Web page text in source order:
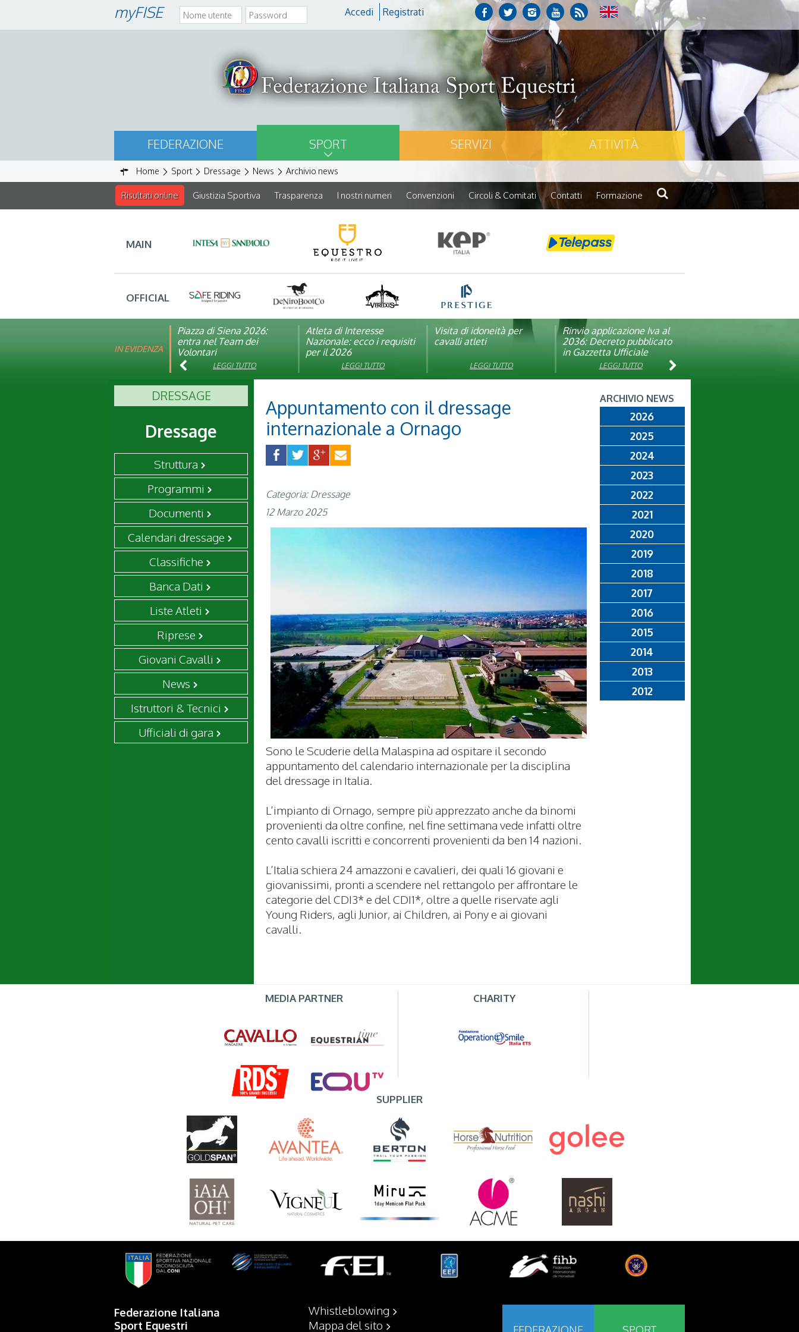
myFISE Accedi Registrati
FEDERAZIONE SPORT SERVIZI ATTIVITÀ
Home Sport Dressage News Archivio news
Risultati online Giustizia Sportiva Trasparenza I nostri numeri Convenzioni Circoli & Comitati Contatti Formazione
MAIN
OFFICIAL
IN EVIDENZA
Piazza di Siena 2026:
entra nel Team dei
Volontari
LEGGI TUTTO
Atleta di Interesse
Nazionale: ecco i requisiti
per il 2026
LEGGI TUTTO
Visita di idoneità per
cavalli atleti
LEGGI TUTTO
Rinvio applicazione Iva al
2036: Decreto pubblicato
in Gazzetta Ufficiale
LEGGI TUTTO
FISE: aperta la Campagna
affiliazione 2026
LEGGI TUTTO
Natale con la FISE: al via
la nona edizione
dell’iniziativa solidale della
Federazione Italiana Sport
LEGGI TUTTO
Studente Atleta di alto
livello: pubblicato il bando
2025/2026LEGGI TUTTO
Visita veterinaria annuale
LEGGI TUTTO
DRESSAGE
Dressage
Struttura
Programmi
Documenti
Calendari dressage
Classifiche
Banca Dati
Liste Atleti
Riprese
Giovani Cavalli
News
Istruttori & Tecnici
Ufficiali di gara
Appuntamento con il dressage
internazionale a Ornago
Categoria: Dressage
12 Marzo 2025
Sono le Scuderie della Malaspina ad ospitare il secondo
appuntamento del calendario internazionale per la disciplina
del dressage in Italia.
L’impianto di Ornago, sempre più apprezzato anche da binomi
provenienti da oltre confine, nel fine settimana vede infatti oltre
cento cavalli iscritti e concorrenti provenienti da ben 14 nazioni.
L’Italia schiera 24 amazzoni e cavalieri, dei quali 16 giovani e
giovanissimi, pronti a scendere nel rettangolo per affrontare le
categorie del CDI3* e del CDI1*, oltre a quelle riservate agli
Young Riders, agli Junior, ai Children, ai Pony e ai giovani
cavalli.
ARCHIVIO NEWS
2026
2025
2024
2023
2022
2021
2020
2019
2018
2017
2016
2015
2014
2013
2012
MEDIA PARTNER CHARITY
SUPPLIER
Federazione Italiana
Sport Equestri
Whistleblowing
Mappa del sito